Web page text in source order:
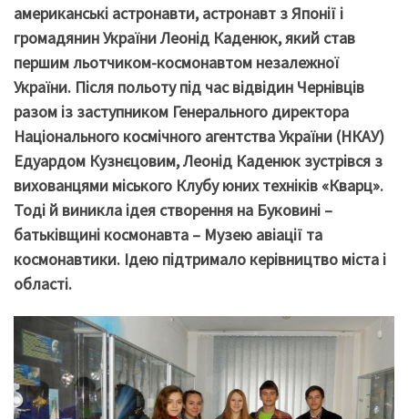
американські астронавти, астронавт з Японії і
громадянин України Леонід Каденюк, який став
першим льотчиком-космонавтом незалежної
України. Після польоту під час відвідин Чернівців
разом із заступником Генерального директора
Національного космічного агентства України (НКАУ)
Едуардом Кузнєцовим, Леонід Каденюк зустрівся з
вихованцями міського Клубу юних техніків «Кварц».
Тоді й виникла ідея створення на Буковині –
батьківщині космонавта – Музею авіації та
космонавтики. Ідею підтримало керівництво міста і
області.